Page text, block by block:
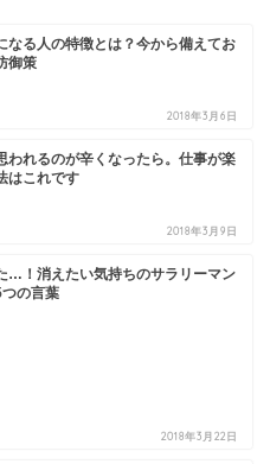
なる人の特徴とは？今から備えてお
御策
2018年3月6日
われるのが辛くなったら。仕事が楽
はこれです
2018年3月9日
…！消えたい気持ちのサラリーマン
の言葉
2018年3月22日